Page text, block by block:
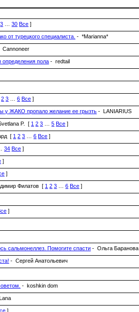
3 …30 Все ]
от турецкого специалиста. - *Marianna*
Cannoneer
определения пола - redtail
2 3 …6 Все ]
у ЖАКО пропало желание ее грызть - LANIARIUS
P. [ 1 2 3 …5 Все ]
[ 1 2 3 …6 Все ]
34 Все ]
]
]
Филатов [ 1 2 3 …6 Все ]
]
сальмонеллез. Помогите спасти - Ольга Баранова
- Сергей Анатольевич
- koshkin dom
]